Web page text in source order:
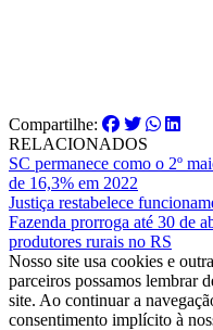
Compartilhe:
RELACIONADOS
SC permanece como o 2º
de 16,3% em 2022
Justiça restabelece
Fazenda prorroga até 30 de
produtores rurais no RS
Nosso site usa cookies e
parceiros possamos lembrar
site. Ao continuar a
consentimento implícito à